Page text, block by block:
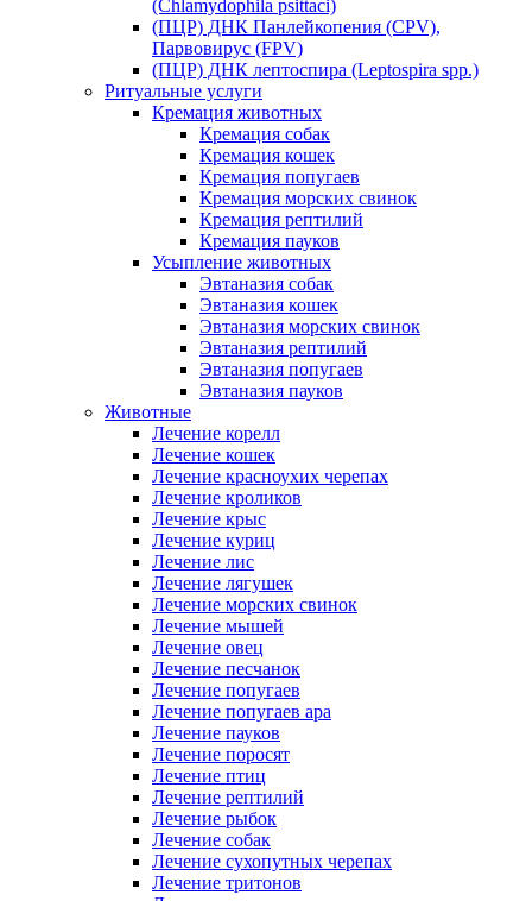
(Chlamydophila psittaci)
(ПЦР) ДНК Панлейкопения (CPV),
Парвовирус (FPV)
(ПЦР) ДНК лептоспира (Leptospira spp.)
Ритуальные услуги
Кремация животных
Кремация собак
Кремация кошек
Кремация попугаев
Кремация морских свинок
Кремация рептилий
Кремация пауков
Усыпление животных
Эвтаназия собак
Эвтаназия кошек
Эвтаназия морских свинок
Эвтаназия рептилий
Эвтаназия попугаев
Эвтаназия пауков
Животные
Лечение корелл
Лечение кошек
Лечение красноухих черепах
Лечение кроликов
Лечение крыс
Лечение куриц
Лечение лис
Лечение лягушек
Лечение морских свинок
Лечение мышей
Лечение овец
Лечение песчанок
Лечение попугаев
Лечение попугаев ара
Лечение пауков
Лечение поросят
Лечение птиц
Лечение рептилий
Лечение рыбок
Лечение собак
Лечение сухопутных черепах
Лечение тритонов